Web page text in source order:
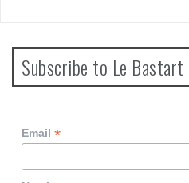
t
s
n
a
v
Subscribe to Le Bastart
Email*